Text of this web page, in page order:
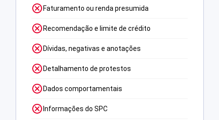
Faturamento ou renda presumida
Recomendação e limite de crédito
Dívidas, negativas e anotações
Detalhamento de protestos
Dados comportamentais
Informações do SPC